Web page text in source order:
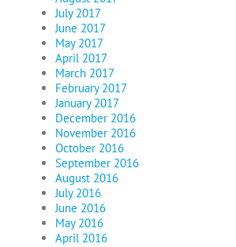
July 2017
June 2017
May 2017
April 2017
March 2017
February 2017
January 2017
December 2016
November 2016
October 2016
September 2016
August 2016
July 2016
June 2016
May 2016
April 2016